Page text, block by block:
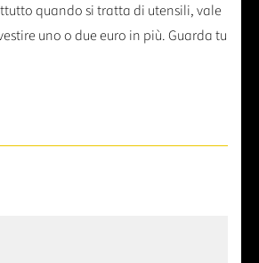
quando si tratta di utensili, vale
uno o due euro in più. Guarda tu